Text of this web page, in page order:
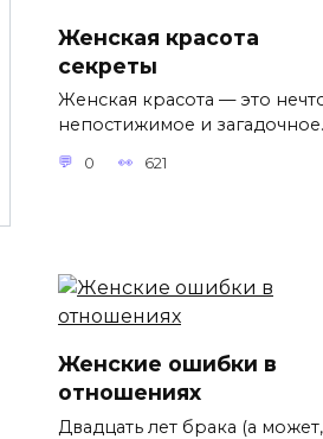
Женская красота
секреты
Женская красота — это
непостижимое и загадочное.
0 621
Женские ошибки в
отношениях
Двадцать лет брака (а